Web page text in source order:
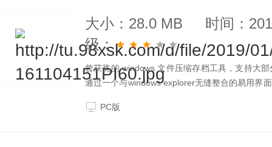
大小：28.0 MB
时间：
级：
曾获奖的 windows 文件压缩存档工具，支持大
通过一个与windows explorer无缝整合的易用界
PC版